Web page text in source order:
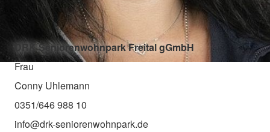
DRK Seniorenwohnpark Freital gGmbH
Frau
Conny Uhlemann
0351/646 988 10
info@drk-seniorenwohnpark.de